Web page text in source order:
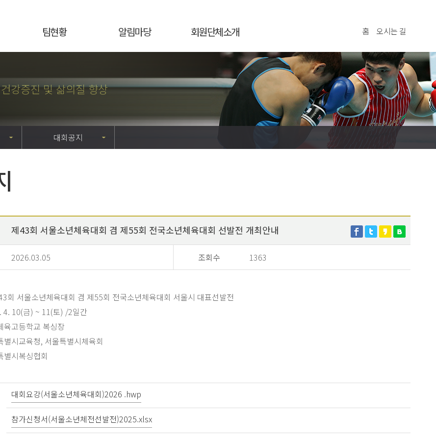
홈 오시는 길
팀현황 알림마당 회원단체소개
건강증진 및 삶의질 향상
대회공지
제43회 서울소년체육대회 겸 제55회 전국소년체육대회 선발전 개최안내
2026.03.05 조회수 1363
회 서울소년체육대회 겸 제55회 전국소년체육대회 서울시 대표선발전
4. 10(금) ~ 11(토) /2일간
육고등학교 복싱장
별시교육청, 서울특별시체육회
별시복싱협회
대회요강(서울소년체육대회)2026 .hwp
참가신청서(서울소년체전선발전)2025.xlsx